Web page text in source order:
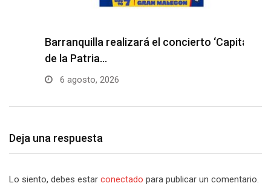
Barranquilla realizará el concierto ‘Capital
de la Patria…
6 agosto, 2026
Deja una respuesta
Lo siento, debes estar conectado para publicar un comentario.